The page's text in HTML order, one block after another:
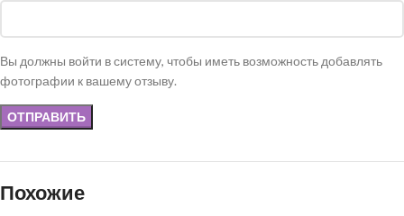
Вы должны войти в систему, чтобы иметь возможность добавлять
фотографии к вашему отзыву.
Похожие